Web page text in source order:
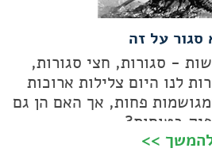
סגור על זה
- סגורות, חצי סגורות,
לנו היום צלילות ארוכות
פחות, אך האם הן גם
בטוחות?
>>